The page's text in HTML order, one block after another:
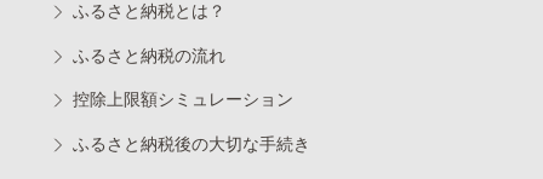
ふるさと納税とは？
ふるさと納税の流れ
控除上限額シミュレーション
ふるさと納税後の大切な手続き